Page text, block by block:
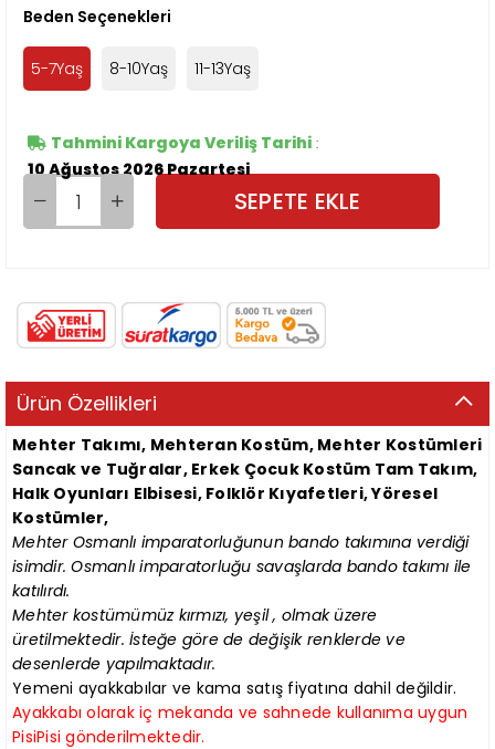
Beden Seçenekleri
5-7Yaş 8-10Yaş 11-13Yaş
Tahmini Kargoya Veriliş Tarihi :
10 Ağustos 2026 Pazartesi
Ürün Özellikleri
Mehter Takımı, Mehteran Kostüm,Mehter Kostümleri
Sancak ve Tuğralar, Erkek Çocuk Kostüm Tam Takım,
Halk Oyunları Elbisesi, Folklör Kıyafetleri, Yöresel
Kostümler,
Mehter Osmanlı imparatorluğunun bando takımına verdiği
isimdir. Osmanlı imparatorluğu savaşlarda bando takımı ile
katılırdı.
Mehter kostümümüz kırmızı, yeşil , olmak üzere
üretilmektedir. İsteğe göre de değişik renklerde ve
desenlerde yapılmaktadır.
Yemeni ayakkabılar ve kama satış fiyatına dahil değildir.
Ayakkabı olarak iç mekanda ve sahnede kullanıma uygun
PisiPisi gönderilmektedir.